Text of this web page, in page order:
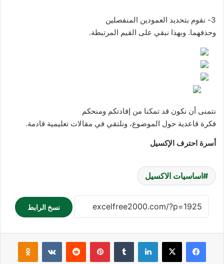
3- نقوم بتحديد العمودين المنفصلين
وحذفهما. وبهذا نبقي على القيم المرتبطة.
نتمنى أن نكون قد تمكنا من إفادتكم ومنحكم
فكرة قاعدية حول الموضوع، ونلتقي في مقالات تعليمية قادمة.
أسرة احترف الإكسيل
اساسيات الاكسيل
نسخ الرابط
فيسبوك ‫X لينكدإن بينتيريست